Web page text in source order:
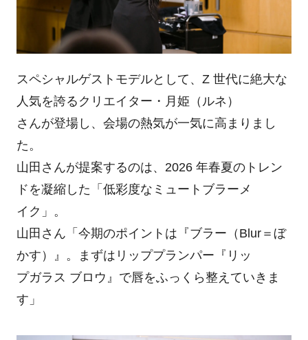
スペシャルゲストモデルとして、Z 世代に絶大な
人気を誇るクリエイター・月姫（ルネ）
さんが登場し、会場の熱気が一気に高まりまし
た。
山田さんが提案するのは、2026 年春夏のトレン
ドを凝縮した「低彩度なミュートブラーメ
イク」。
山田さん「今期のポイントは『ブラー（Blur＝ぼ
かす）』。まずはリッププランパー『リッ
プガラス ブロウ』で唇をふっくら整えていきま
す」